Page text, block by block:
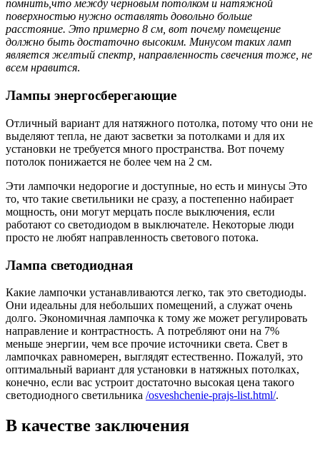
помнить,что между черновым потолком и натяжной
поверхностью нужно оставлять довольно больше
расстояние. Это примерно 8 см, вот почему помещение
должно быть достаточно высоким. Минусом таких ламп
является желтый спектр, направленность свечения тоже, не
всем нравится.
Лампы энергосберегающие
Отличный вариант для натяжного потолка, потому что они не
выделяют тепла, не дают засветки за потолками и для их
установки не требуется много пространства. Вот почему
потолок понижается не более чем на 2 см.
Эти лампочки недорогие и доступные, но есть и минусы Это
то, что такие светильники не сразу, а постепенно набирает
мощность, они могут мерцать после выключения, если
работают со светодиодом в выключателе. Некоторые люди
просто не любят направленность светового потока.
Лампа светодиодная
Какие лампочки устанавливаются легко, так это светодиоды.
Они идеальны для небольших помещений, а служат очень
долго. Экономичная лампочка к тому же может регулировать
направление и контрастность. А потребляют они на 7%
меньше энергии, чем все прочие источники света. Свет в
лампочках равномерен, выглядят естественно. Пожалуй, это
оптимальный вариант для установки в натяжных потолках,
конечно, если вас устроит достаточно высокая цена такого
светодиодного светильника /osveshchenie-prajs-list.html/.
В качестве заключения